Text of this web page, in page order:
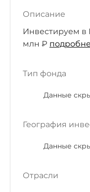
Описание
Инвестируем в
млн ₽
Тип фонда
Данные
География
Данные
Отрасли